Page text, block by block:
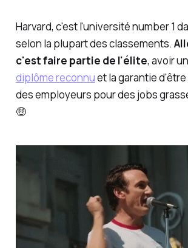
Harvard, c'est l'université number 1
selon la plupart des classements.
c'est faire partie de l'élite, avoir
diplôme reconnuet la garantie
des employeurs pour des jobs
🤑